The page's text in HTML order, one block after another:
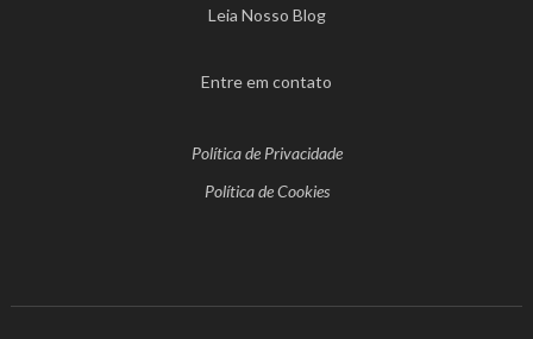
Leia Nosso Blog
Entre em contato
Política de Privacidade
Política de Cookies